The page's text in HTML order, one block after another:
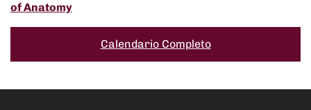
of Anatomy
Calendario Completo